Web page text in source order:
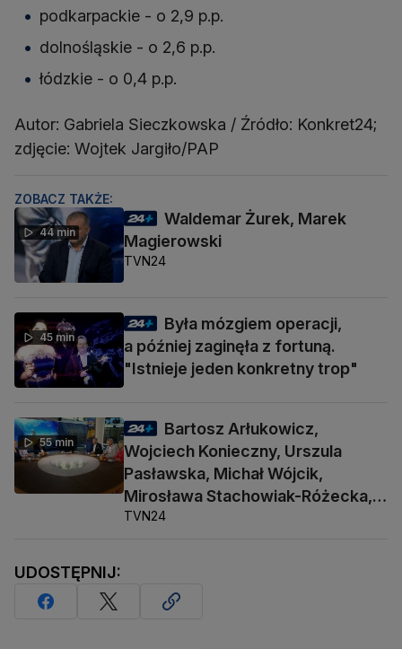
podkarpackie - o 2,9 p.p.
dolnośląskie - o 2,6 p.p.
łódzkie - o 0,4 p.p.
Autor: Gabriela Sieczkowska / Źródło: Konkret24;
zdjęcie: Wojtek Jargiło/PAP
ZOBACZ TAKŻE:
44 min
Waldemar Żurek, Marek
Magierowski
TVN24
45 min
Była mózgiem operacji,
a później zaginęła z fortuną.
"Istnieje jeden konkretny trop"
55 min
Bartosz Arłukowicz,
Wojciech Konieczny, Urszula
Pasławska, Michał Wójcik,
Mirosława Stachowiak-Różecka,
Barbara Socha
TVN24
UDOSTĘPNIJ: